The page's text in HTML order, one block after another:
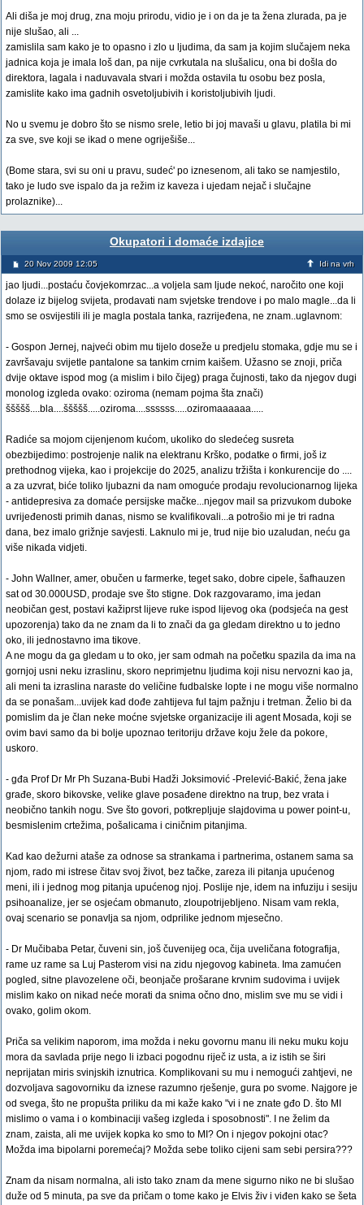
Ali diša je moj drug, zna moju prirodu, vidio je i on da je ta žena zlurada, pa je
nije slušao, ali ...
zamislila sam kako je to opasno i zlo u ljudima, da sam ja kojim slučajem neka
jadnica koja je imala loš dan, pa nije cvrkutala na slušalicu, ona bi došla do
direktora, lagala i naduvavala stvari i možda ostavila tu osobu bez posla,
zamislite kako ima gadnih osvetoljubivih i koristoljubivih ljudi.
No u svemu je dobro što se nismo srele, letio bi joj mavaši u glavu, platila bi mi
za sve, sve koji se ikad o mene ogriješiše...
(Bome stara, svi su oni u pravu, sudeć' po iznesenom, ali tako se namjestilo,
tako je ludo sve ispalo da ja režim iz kaveza i ujedam nejač i slučajne
prolaznike)...
Okupatori i domaće izdajice
20 Nov 2009 12:05 Idi na vrh
jao ljudi...postaću čovjekomrzac...a voljela sam ljude nekoć, naročito one koji
dolaze iz bijelog svijeta, prodavati nam svjetske trendove i po malo magle...da li
smo se osvijestili ili je magla postala tanka, razrijeđena, ne znam..uglavnom:
- Gospon Jernej, najveći obim mu tijelo doseže u predjelu stomaka, gdje mu se i
završavaju svijetle pantalone sa tankim crnim kaišem. Užasno se znoji, priča
dvije oktave ispod mog (a mislim i bilo čijeg) praga čujnosti, tako da njegov dugi
monolog izgleda ovako: oziroma (nemam pojma šta znači)
ššššš....bla....ššššš.....oziroma....ssssss.....oziromaaaaaa.....
Radiće sa mojom cijenjenom kućom, ukoliko do sledećeg susreta
obezbijedimo: postrojenje nalik na elektranu Krško, podatke o firmi, još iz
prethodnog vijeka, kao i projekcije do 2025, analizu tržišta i konkurencije do ....
a za uzvrat, biće toliko ljubazni da nam omoguće prodaju revolucionarnog lijeka
- antidepresiva za domaće persijske mačke...njegov mail sa prizvukom duboke
uvrijeđenosti primih danas, nismo se kvalifikovali...a potrošio mi je tri radna
dana, bez imalo grižnje savjesti. Laknulo mi je, trud nije bio uzaludan, neću ga
više nikada vidjeti.
- John Wallner, amer, obučen u farmerke, teget sako, dobre cipele, šafhauzen
sat od 30.000USD, prodaje sve što stigne. Dok razgovaramo, ima jedan
neobičan gest, postavi kažiprst lijeve ruke ispod lijevog oka (podsjeća na gest
upozorenja) tako da ne znam da li to znači da ga gledam direktno u to jedno
oko, ili jednostavno ima tikove.
A ne mogu da ga gledam u to oko, jer sam odmah na početku spazila da ima na
gornjoj usni neku izraslinu, skoro neprimjetnu ljudima koji nisu nervozni kao ja,
ali meni ta izraslina naraste do veličine fudbalske lopte i ne mogu više normalno
da se ponašam...uvijek kad dođe zahtijeva ful tajm pažnju i tretman. Želio bi da
pomislim da je član neke moćne svjetske organizacije ili agent Mosada, koji se
ovim bavi samo da bi bolje upoznao teritoriju države koju žele da pokore,
uskoro.
- gđa Prof Dr Mr Ph Suzana-Bubi Hadži Joksimović -Prelević-Bakić, žena jake
građe, skoro bikovske, velike glave posađene direktno na trup, bez vrata i
neobično tankih nogu. Sve što govori, potkrepljuje slajdovima u power point-u,
besmislenim crtežima, pošalicama i ciničnim pitanjima.
Kad kao dežurni ataše za odnose sa strankama i partnerima, ostanem sama sa
njom, rado mi istrese čitav svoj život, bez tačke, zareza ili pitanja upućenog
meni, ili i jednog mog pitanja upućenog njoj. Poslije nje, idem na infuziju i sesiju
psihoanalize, jer se osjećam obmanuto, zloupotrijebljeno. Nisam vam rekla,
ovaj scenario se ponavlja sa njom, odprilike jednom mjesečno.
- Dr Mučibaba Petar, čuveni sin, još čuvenijeg oca, čija uveličana fotografija,
rame uz rame sa Luj Pasterom visi na zidu njegovog kabineta. Ima zamućen
pogled, sitne plavozelene oči, beonjače prošarane krvnim sudovima i uvijek
mislim kako on nikad neće morati da snima očno dno, mislim sve mu se vidi i
ovako, golim okom.
Priča sa velikim naporom, ima možda i neku govornu manu ili neku muku koju
mora da savlada prije nego li izbaci pogodnu riječ iz usta, a iz istih se širi
neprijatan miris svinjskih iznutrica. Komplikovani su mu i nemogući zahtjevi, ne
dozvoljava sagovorniku da iznese razumno rješenje, gura po svome. Najgore je
od svega, što ne propušta priliku da mi kaže kako "vi i ne znate gđo D. što MI
mislimo o vama i o kombinaciji vašeg izgleda i sposobnosti". I ne želim da
znam, zaista, ali me uvijek kopka ko smo to MI? On i njegov pokojni otac?
Možda ima bipolarni poremećaj? Možda sebe toliko cijeni sam sebi persira???
Znam da nisam normalna, ali isto tako znam da mene sigurno niko ne bi slušao
duže od 5 minuta, pa sve da pričam o tome kako je Elvis živ i viđen kako se šeta